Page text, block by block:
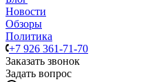
Новости
Обзоры
Политика
+7 926 361-71-70
Заказать звонок
Задать вопрос